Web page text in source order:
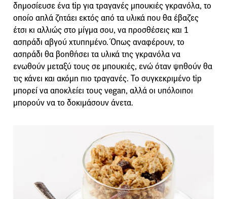
δημοσίευσε ένα tip για τραγανές μπουκιές γκρανόλα, το
οποίο απλά ζητάει εκτός από τα υλικά που θα έβαζες
έτσι κι αλλιώς στο μίγμα σου, να προσθέσεις και 1
ασπράδι αβγού χτυπημένο. Όπως αναφέρουν, το
ασπράδι θα βοηθήσει τα υλικά της γκρανόλα να
ενωθούν μεταξύ τους σε μπουκιές, ενώ όταν ψηθούν θα
τις κάνει και ακόμη πιο τραγανές. Το συγκεκριμένο tip
μπορεί να αποκλείει τους vegan, αλλά οι υπόλοιποι
μπορούν να το δοκιμάσουν άνετα.